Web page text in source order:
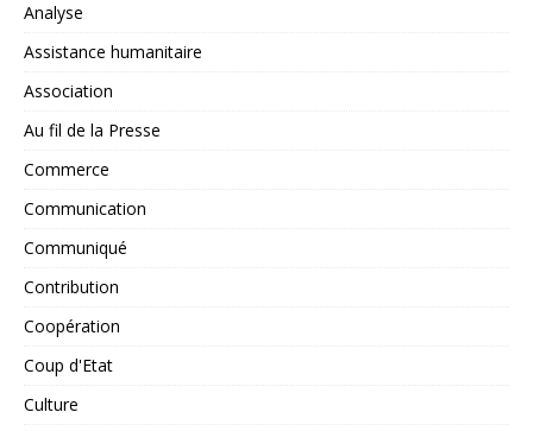
Analyse
Assistance humanitaire
Association
Au fil de la Presse
Commerce
Communication
Communiqué
Contribution
Coopération
Coup d'Etat
Culture